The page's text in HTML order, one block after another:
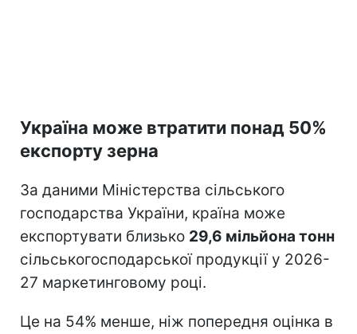
Україна може втратити понад 50%
експорту зерна
За даними Міністерства сільського
господарства України, країна може
експортувати близько 29,6 мільйона тонн
сільськогосподарської продукції у 2026-
27 маркетинговому році.
Це на 54% менше, ніж попередня оцінка в